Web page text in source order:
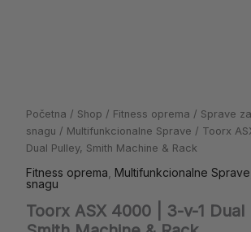
Početna / Shop / Fitness oprema / Sprave za
snagu / Multifunkcionalne Sprave / Toorx
Dual Pulley, Smith Machine & Rack
Fitness oprema Multifunkcionalne Sprave
snagu
Toorx ASX 4000 | 3-v-1 Dual